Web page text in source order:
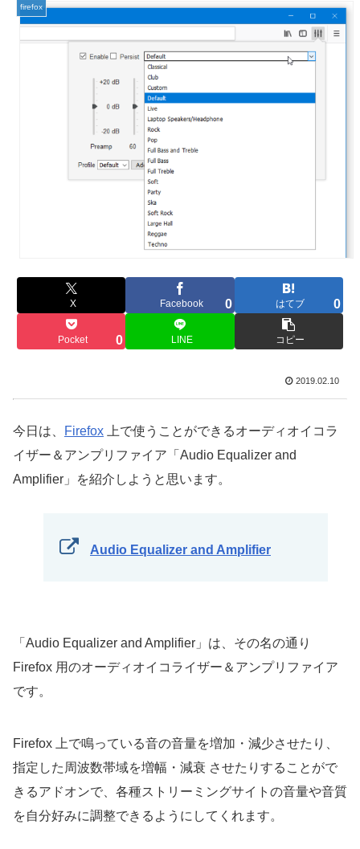
firefox
X Facebook 0 はてブ 0
Pocket 0 LINE コピー
2019.02.10
今日は、 Firefox 上で使うことができるオーディオイコラ
イザー＆アンプリファイア「Audio Equalizer and
Amplifier」を紹介しようと思います。
Audio Equalizer and Amplifier
「Audio Equalizer and Amplifier」は、その名の通り
Firefox 用のオーディオイコライザー＆アンプリファイア
です。
Firefox 上で鳴っている音の音量を増加・減少させたり、
指定した周波数帯域を増幅・減衰 させたりすることがで
きるアドオンで、各種ストリーミングサイトの音量や音質
を自分好みに調整できるようにしてくれます。